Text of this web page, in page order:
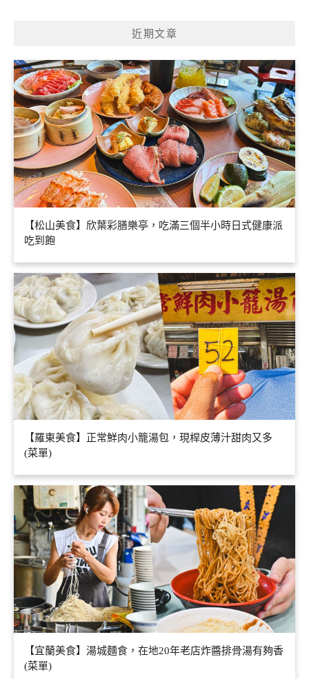
近期文章
【松山美食】欣葉彩膳樂亭，吃滿三個半小時日式健康派
吃到飽
【羅東美食】正常鮮肉小籠湯包，現桿皮薄汁甜肉又多
(菜單)
【宜蘭美食】湯城麵食，在地20年老店炸醬排骨湯有夠香
(菜單)